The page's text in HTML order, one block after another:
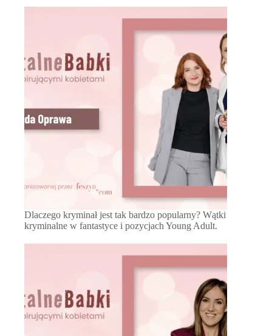
Dlaczego kryminał jest tak bardzo popularny? Wątki
kryminalne w fantastyce i pozycjach Young Adult.